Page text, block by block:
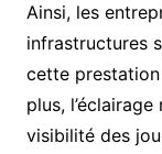
Ainsi, les
infrastructures
cette
plus,
visibilité des